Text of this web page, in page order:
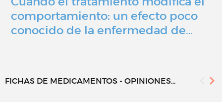
comportamiento: un efecto poco
conocido de la enfermedad de…
FICHAS DE MEDICAMENTOS - OPINIONES...